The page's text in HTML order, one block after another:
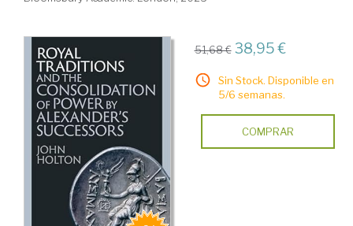
51,68 € 38,95 €
Sin Stock. Disponible en
5/6 semanas.
COMPRAR